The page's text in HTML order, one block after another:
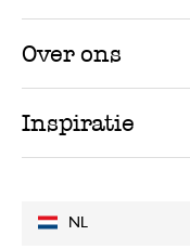
NL
Over ons
Inspiratie